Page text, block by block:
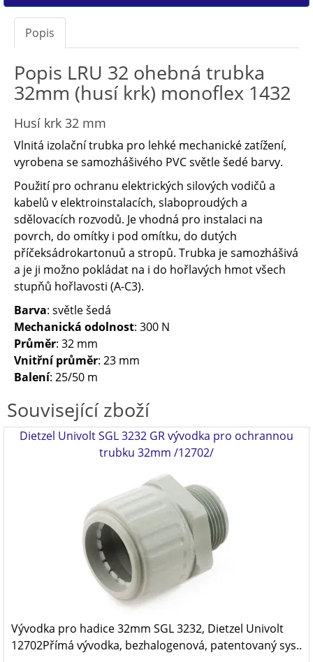
Popis
Popis LRU 32 ohebná trubka
32mm (husí krk) monoflex 1432
Husí krk 32 mm
Vlnitá izolační trubka pro lehké mechanické zatížení,
vyrobena se samozhášivého PVC světle šedé barvy.
Použití pro ochranu elektrických silových vodičů a
kabelů v elektroinstalacích, slaboproudých a
sdělovacích rozvodů. Je vhodná pro instalaci na
povrch, do omítky i pod omítku, do dutých
příčeksádrokartonuů a stropů. Trubka je samozhášivá
a je ji možno pokládat na i do hořlavých hmot všech
stupňů hořlavosti (A-C3).
Barva: světle šedá
Mechanická odolnost: 300 N
Průměr: 32 mm
Vnitřní průměr: 23 mm
Balení: 25/50 m
Související zboží
Dietzel Univolt SGL 3232 GR vývodka pro ochrannou
trubku 32mm /12702/
Vývodka pro hadice 32mm SGL 3232, Dietzel Univolt
12702Přímá vývodka, bezhalogenová, patentovaný sys..